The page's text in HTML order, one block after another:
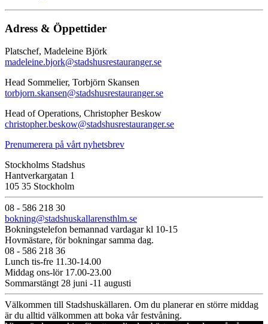
Adress & Öppettider
Platschef, Madeleine Björk
madeleine.bjork@stadshusrestauranger.se
Head Sommelier, Torbjörn Skansen
torbjorn.skansen@stadshusrestauranger.se
Head of Operations, Christopher Beskow
christopher.beskow@stadshusrestauranger.se
Prenumerera på vårt nyhetsbrev
Stockholms Stadshus
Hantverkargatan 1
105 35 Stockholm
08 - 586 218 30
bokning@stadshuskallarensthlm.se
Bokningstelefon bemannad vardagar kl 10-15
Hovmästare, för bokningar samma dag.
08 - 586 218 36
Lunch tis-fre 11.30-14.00
Middag ons-lör 17.00-23.00
Sommarstängt 28 juni -11 augusti
Välkommen till Stadshuskällaren. Om du planerar en större middag
är du alltid välkommen att boka vår festvåning.